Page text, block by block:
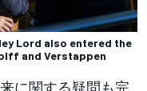
Lord also entered the
and Verstappen
に関する疑問も完